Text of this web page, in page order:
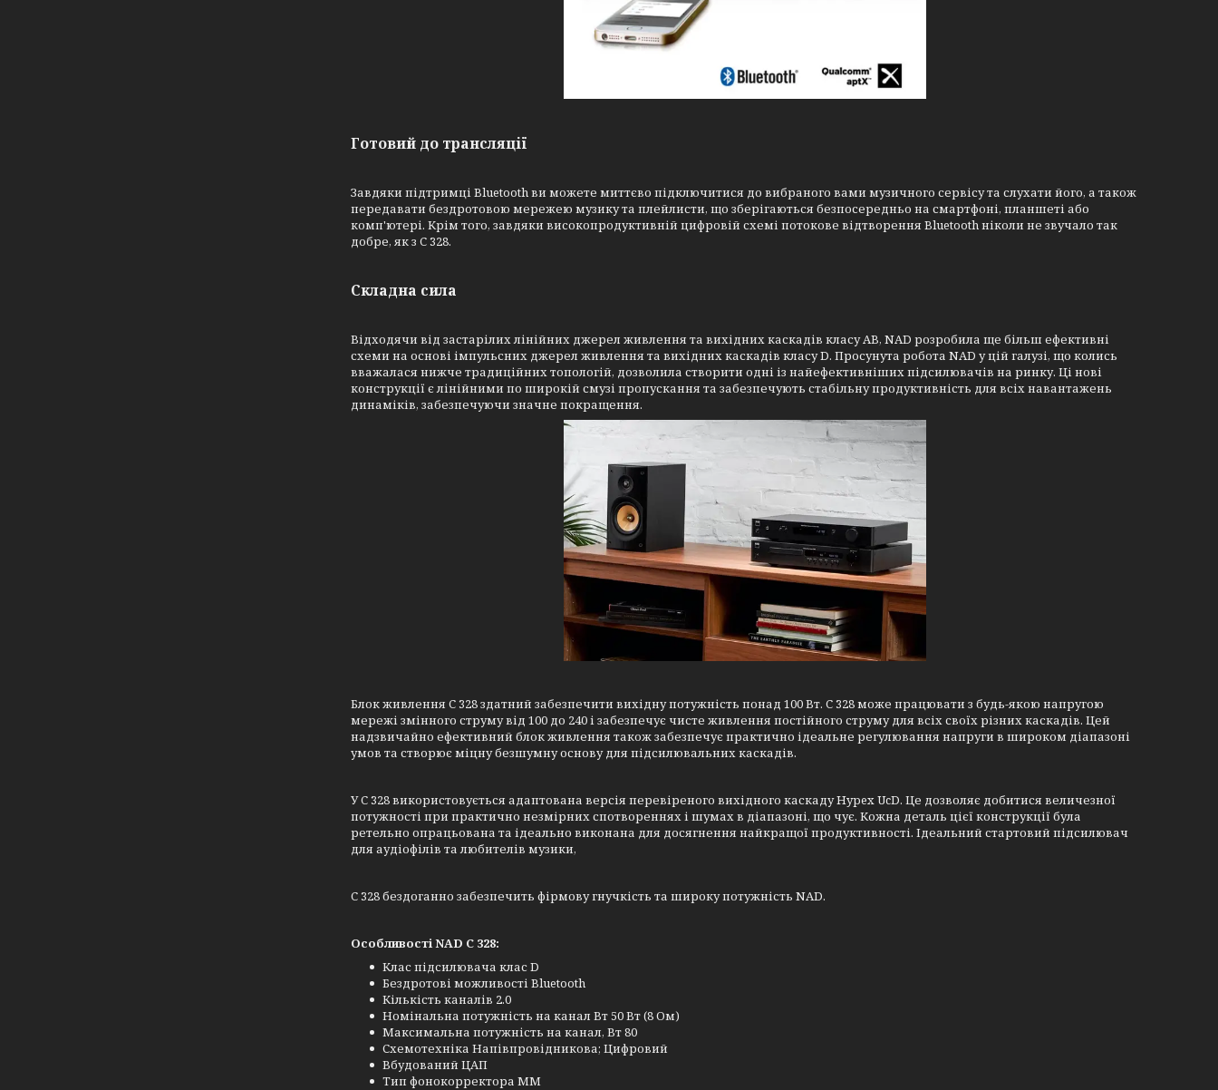
Готовий до трансляції
Завдяки підтримці Bluetooth ви можете миттєво підключитися до вибраного вами музичного сервісу та слухати його, а також
передавати бездротовою мережею музику та плейлисти, що зберігаються безпосередньо на смартфоні, планшеті або
комп'ютері. Крім того, завдяки високопродуктивній цифровій схемі потокове відтворення Bluetooth ніколи не звучало так
добре, як з C 328.
Складна сила
Відходячи від застарілих лінійних джерел живлення та вихідних каскадів класу AB, NAD розробила ще більш ефективні
схеми на основі імпульсних джерел живлення та вихідних каскадів класу D. Просунута робота NAD у цій галузі, що колись
вважалася нижче традиційних топологій, дозволила створити одні із найефективніших підсилювачів на ринку. Ці нові
конструкції є лінійними по широкій смузі пропускання та забезпечують стабільну продуктивність для всіх навантажень
динаміків, забезпечуючи значне покращення.
Блок живлення C 328 здатний забезпечити вихідну потужність понад 100 Вт. C 328 може працювати з будь-якою напругою
мережі змінного струму від 100 до 240 і забезпечує чисте живлення постійного струму для всіх своїх різних каскадів. Цей
надзвичайно ефективний блок живлення також забезпечує практично ідеальне регулювання напруги в широком діапазоні
умов та створює міцну безшумну основу для підсилювальних каскадів.
У C 328 використовується адаптована версія перевіреного вихідного каскаду Hypex UcD. Це дозволяє добитися величезної
потужності при практично незмірних спотвореннях і шумах в діапазоні, що чує. Кожна деталь цієї конструкції була
ретельно опрацьована та ідеально виконана для досягнення найкращої продуктивності. Ідеальний стартовий підсилювач
для аудіофілів та любителів музики,
C 328 бездоганно забезпечить фірмову гнучкість та широку потужність NAD.
Особливості NAD C 328:
Клас підсилювача клас D
Бездротові можливості Bluetooth
Кількість каналів 2.0
Номінальна потужність на канал Вт 50 Вт (8 Ом)
Максимальна потужність на канал, Вт 80
Схемотехніка Напівпровідникова; Цифровий
Вбудований ЦАП
Тип фонокорректора ММ